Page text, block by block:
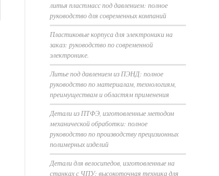
литья пластмасс под давлением: полное
руководство для современных компаний
Пластиковые корпуса для электроники на
заказ: руководство по современной
электронике.
Литье под давлением из ПЭНД: полное
руководство по материалам, технологиям,
преимуществам и областям применения
Детали из ПТФЭ, изготовленные методом
механической обработки: полное
руководство по производству прецизионных
полимерных изделий
Детали для велосипедов, изготовленные на
станках с ЧПУ: высокоточная техника для